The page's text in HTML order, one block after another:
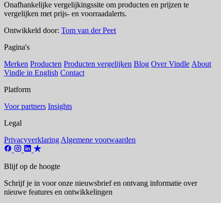
Onafhankelijke vergelijkingssite om producten en prijzen te
vergelijken met prijs- en voorraadalerts.
Ontwikkeld door: Tom van der Peet
Pagina's
Merken Producten Producten vergelijken Blog Over Vindle About
Vindle in English Contact
Platform
Voor partners Insights
Legal
Privacyverklaring Algemene voorwaarden
Blijf op de hoogte
Schrijf je in voor onze nieuwsbrief en ontvang informatie over
nieuwe features en ontwikkelingen